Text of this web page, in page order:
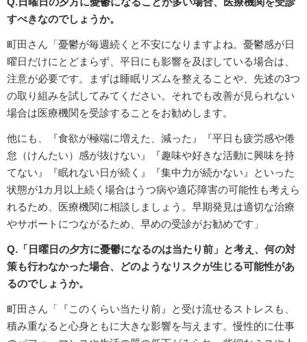
すべきなのでしょうか。
町田さん「憂鬱が毎週続くと不安になりますよね。憂鬱感が日
曜日だけにとどまらず、平日にも影響を及ぼしている場合は、
注意が必要です。まずは睡眠リズムを整えることや、先述の3つ
の取り組みを試してみてください。それでも改善が見られない
場合は医療機関を受診することをお勧めします。
他にも、『食欲が極端に増えた、減った』『平日も疲労感や倦
怠（けんたい）感が抜けない』『趣味や好きな活動に興味を持
てない』『眠れない日が続く』『集中力が続かない』といった
状態が1カ月以上続く場合はうつ病や適応障害の可能性も考えら
れるため、医療機関に相談しましょう。早期発見は適切な治療
やサポートにつながるため、早めの受診がお勧めです」
Q.「日曜日の夕方に憂鬱になるのは当たり前」と考え、何の対
策も行わなかった場合、どのようなリスクが生じる可能性があ
るのでしょうか。
町田さん「『このくらい当たり前』と受け流せるストレスも、
積み重なると心身ともに大きな影響を与えます。慢性的に仕事